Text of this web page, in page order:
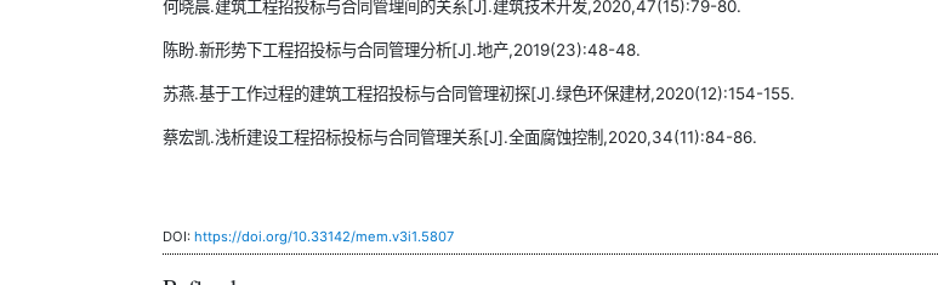
何晓晨.建筑工程招投标与合同管理间的关系[J].建筑技术开发,2020,47(15):79-80.
陈盼.新形势下工程招投标与合同管理分析[J].地产,2019(23):48-48.
苏燕.基于工作过程的建筑工程招投标与合同管理初探[J].绿色环保建材,2020(12):154-155.
蔡宏凯.浅析建设工程招标投标与合同管理关系[J].全面腐蚀控制,2020,34(11):84-86.
DOI:https://doi.org/10.33142/mem.v3i1.5807